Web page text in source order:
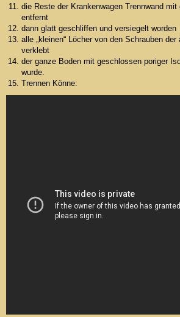
die Reste der Krankenwagen Trennwand
entfernt
dann glatt geschliffen und versiegelt worden
alle „kleinen“ Löcher von den Schrauben
verklebt
der ganze Boden mit geschlossen poriger
wurde.
Trennen Könne: